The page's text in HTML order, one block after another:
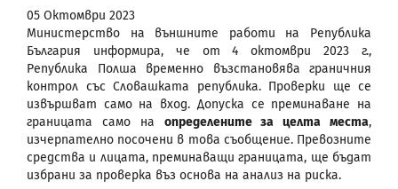
05 Октомври 2023
Министерство на външните работи на Република
България информира, че от 4 октомври 2023 г.,
Република Полша временно възстановява граничния
контрол със Словашката република. Проверки ще се
извършват само на вход. Допуска се преминаване на
границата само на определените за целта места,
изчерпателно посочени в това съобщение. Превозните
средства и лицата, преминаващи границата, ще бъдат
избрани за проверка въз основа на анализ на риска.